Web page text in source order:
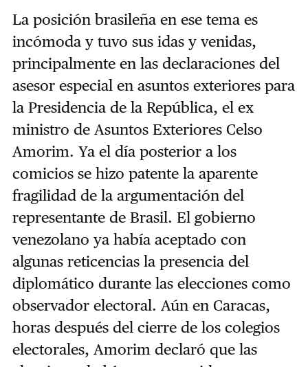
La posición brasileña en ese tema es
incómoda y tuvo sus idas y venidas,
principalmente en las declaraciones del
asesor especial en asuntos exteriores para
la Presidencia de la República, el ex
ministro de Asuntos Exteriores Celso
Amorim. Ya el día posterior a los
comicios se hizo patente la aparente
fragilidad de la argumentación del
representante de Brasil. El gobierno
venezolano ya había aceptado con
algunas reticencias la presencia del
diplomático durante las elecciones como
observador electoral. Aún en Caracas,
horas después del cierre de los colegios
electorales, Amorim declaró que las